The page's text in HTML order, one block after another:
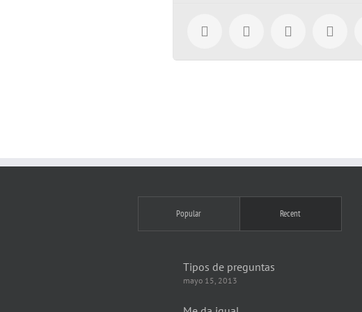
Popular Recent
Tipos de preguntas
mayo 15, 2013